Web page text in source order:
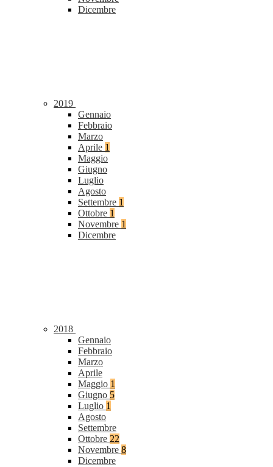
Dicembre
2019
Gennaio
Febbraio
Marzo
Aprile 1
Maggio
Giugno
Luglio
Agosto
Settembre 1
Ottobre 1
Novembre 1
Dicembre
2018
Gennaio
Febbraio
Marzo
Aprile
Maggio 1
Giugno 5
Luglio 1
Agosto
Settembre
Ottobre 22
Novembre 8
Dicembre